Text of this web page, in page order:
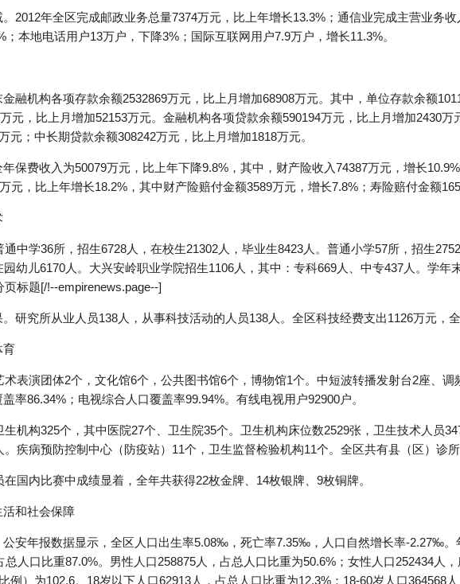
2012年全区完成邮政业务总量7374万元，比上年增长13.3%；通信业完成主营业务
；本地电话用户13万户，下降3%；国际互联网用户7.9万户，增长11.3%。
融机构各项存款余额2532869万元，比上月增加68908万元。其中，单位存款余额
元，比上月增加52153万元。金融机构各项贷款余额590194万元，比上月增加2430
元；中长期贷款余额308242万元，比上月增加1818万元。
保费收入为50079万元，比上年下降9.8%，其中，财产险收入74387万元，增长
元，比上年增长18.2%，其中财产险赔付金额3589万元，增长7.8%；寿险赔付金额
通中学36所，招生6728人，在校生21302人，毕业生8423人。普通小学57所，招生
园幼儿6170人。大兴安岭职业学院招生1106人，其中：专科669人、中专437人。学年
页标题[/!--empirenews.page--]
研究所从业人员138人，从事科技活动的人员138人。全区科技经费支出1126万元，
育
术表演团体2个，文化馆6个，公共图书馆6个，博物馆1个。中短波转播发射台2座、
率86.34%；电视综合人口覆盖率99.94%。有线电视用户92900户。
生机构325个，其中医院27个、卫生院35个。卫生机构床位数2529张，卫生技术人员
。疾病预防控制中心（防疫站）11个，卫生监督检验机构11个。全区共有县（区）诊
国内比赛中成绩显着，全年共获得22枚金牌、14枚银牌、9枚铜牌。
和社会保障
公安年报数据显示，全区人口出生率5.08‰，死亡率7.35‰，人口自然增长率-2.27‰。
总人口比重87.0%。男性人口258875人，占总人口比重为50.6%；女性人口252434人
例）为102.6。18岁以下人口62913人，占总人口比重为12.3%；18-60岁人口364568